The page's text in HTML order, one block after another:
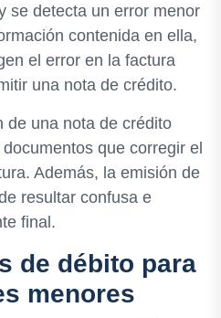
se detecta un error menor
contenida en ella,
el error en la factura
una nota de crédito.
de una nota de crédito
que corregir el
Además, la emisión de
resultar confusa e
final.
de débito para
menores